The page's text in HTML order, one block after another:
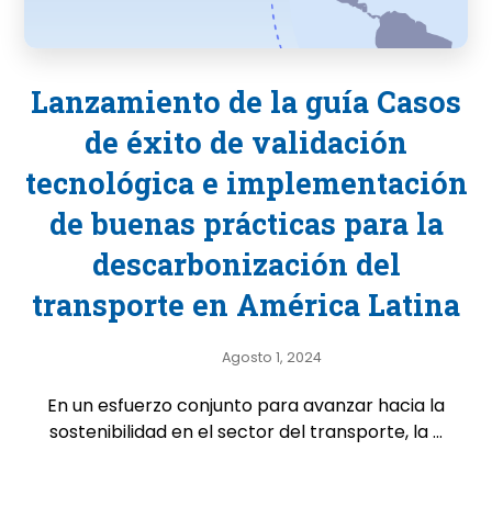
Lanzamiento de la guía Casos
de éxito de validación
tecnológica e implementación
de buenas prácticas para la
descarbonización del
transporte en América Latina
Agosto 1, 2024
En un esfuerzo conjunto para avanzar hacia la
sostenibilidad en el sector del transporte, la ...